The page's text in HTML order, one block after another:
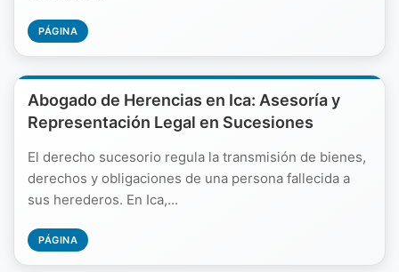
PÁGINA
Abogado de Herencias en Ica: Asesoría y
Representación Legal en Sucesiones
El derecho sucesorio regula la transmisión de bienes,
derechos y obligaciones de una persona fallecida a
sus herederos. En Ica,...
PÁGINA